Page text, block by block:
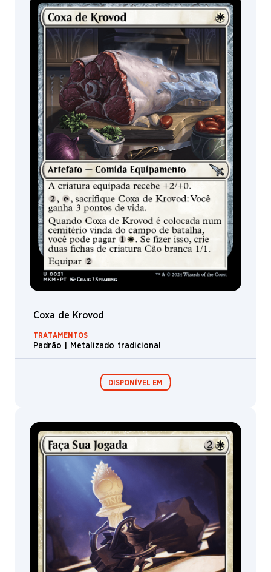
Expositor de
Booster /
Boosters de
lançamento
Coxa de Krovod
TRATAMENTOS
Padrão | Metalizado tradicional
DISPONÍVEL EM
Expositor de
Booster /
Boosters de
Jogo
lançamento